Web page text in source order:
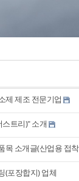
제 제조 전문기업
트리)" 소개
목 소개글(산업용 접
(포장합지) 업체